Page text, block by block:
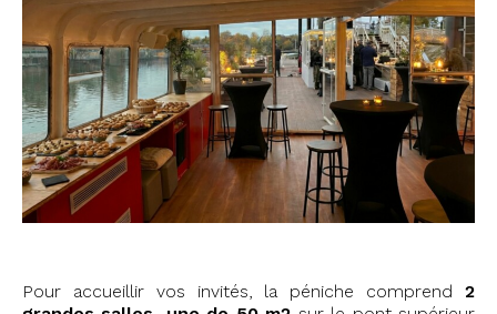
Pour accueillir vos invités, la péniche comprend 2